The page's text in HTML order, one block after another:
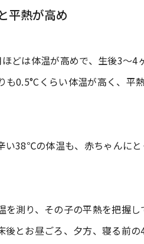
平熱が高め
どは体温が高めで、生後3〜4
も0.5°Cくらい体温が高く、平
い38℃の体温も、赤ちゃんに
を測り、その子の平熱を把握
後とお昼ごろ、夕方、寝る前